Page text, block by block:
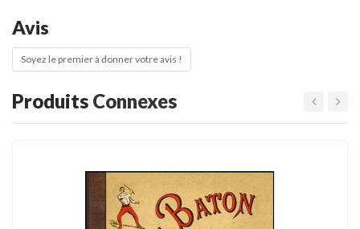
Avis
Soyez le premier à donner votre avis !
Produits Connexes